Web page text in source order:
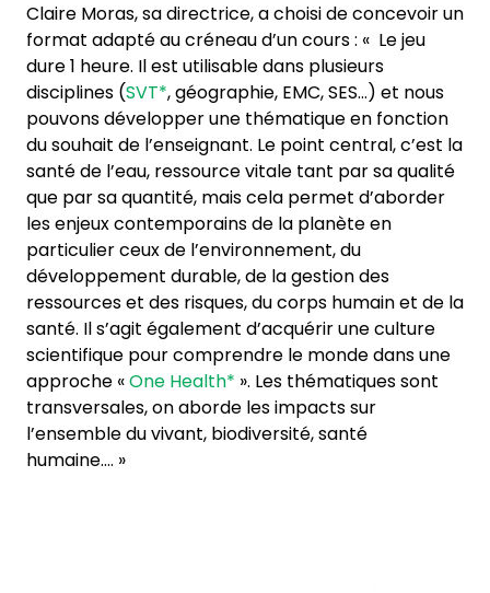
Claire Moras, sa directrice, a choisi de concevoir un
format adapté au créneau d’un cours : « Le jeu
dure 1 heure. Il est utilisable dans plusieurs
disciplines (SVT*, géographie, EMC, SES…) et nous
pouvons développer une thématique en fonction
du souhait de l’enseignant. Le point central, c’est la
santé de l’eau, ressource vitale tant par sa qualité
que par sa quantité, mais cela permet d’aborder
les enjeux contemporains de la planète en
particulier ceux de l’environnement, du
développement durable, de la gestion des
ressources et des risques, du corps humain et de la
santé. Il s’agit également d’acquérir une culture
scientifique pour comprendre le monde dans une
approche «One Health* ». Les thématiques sont
transversales, on aborde les impacts sur
l’ensemble du vivant, biodiversité, santé
humaine…. »